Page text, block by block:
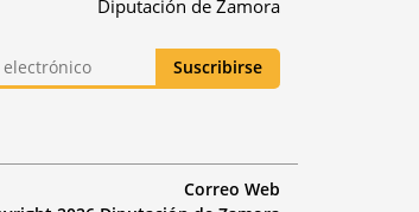
Diputación de Zamora
Correo Web